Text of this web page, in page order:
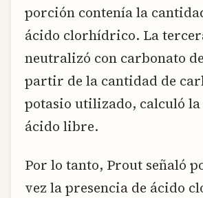
porción contenía la
ácido clorhídrico. La
neutralizó con carbonato
partir de la cantidad de
potasio utilizado, calculó
ácido libre.
Por lo tanto, Prout señaló
vez la presencia de ácido